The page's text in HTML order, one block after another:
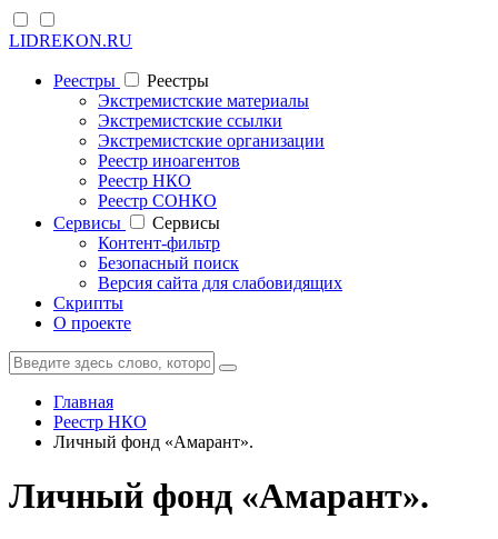
LIDREKON.RU
Реестры
Реестры
Экстремистские материалы
Экстремистские ссылки
Экстремистские организации
Реестр иноагентов
Реестр НКО
Реестр СОНКО
Cервисы
Cервисы
Контент-фильтр
Безопасный поиск
Версия сайта для слабовидящих
Скрипты
О проекте
Главная
Реестр НКО
Личный фонд «Амарант».
Личный фонд «Амарант».